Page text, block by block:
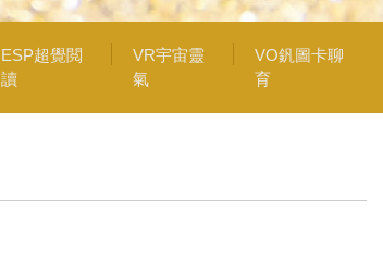
ESP超覺閲
讀
VR宇宙靈
氣
VO釩圖卡聊
育